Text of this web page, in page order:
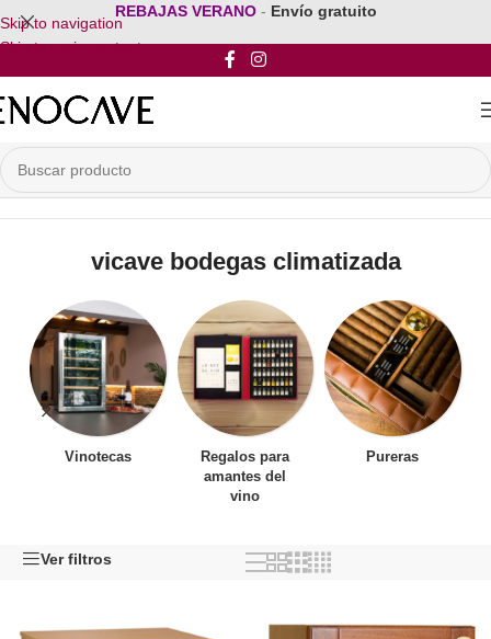
Skip to navigation
Skip to main content
REBAJAS VERANO - Envío gratuito
Inicio/Productos etiquetados “vicave bodegas climatizada”
vicave bodegas climatizada
Vinotecas
Regalos para
amantes del
vino
Pureras
Ver filtros